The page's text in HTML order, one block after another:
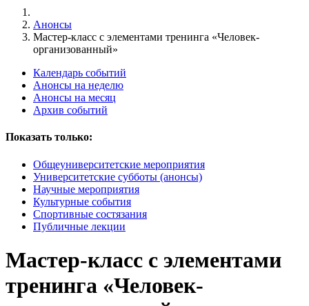
Анонсы
Мастер-класс с элементами тренинга «Человек-
организованный»
Календарь событий
Анонсы на неделю
Анонсы на месяц
Архив событий
Показать только:
Общеуниверситетские мероприятия
Университетские субботы (анонсы)
Научные мероприятия
Культурные события
Спортивные состязания
Публичные лекции
Мастер-класс с элементами
тренинга «Человек-